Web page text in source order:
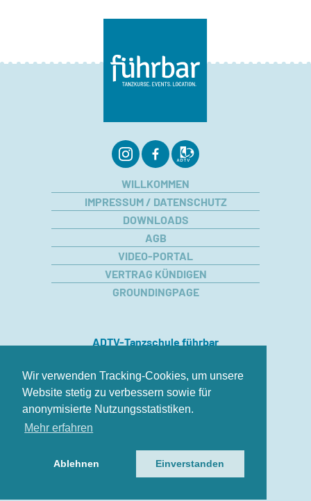
Wir verwenden Tracking-Cookies, um unsere
Website stetig zu verbessern sowie für
anonymisierte Nutzungsstatistiken.
Mehr erfahren
Ablehnen Einverstanden
überspringen
WILLKOMMEN
IMPRESSUM / DATENSCHUTZ
DOWNLOADS
AGB
VIDEO-PORTAL
VERTRAG KÜNDIGEN
GROUNDINGPAGE
ADTV-Tanzschule führbar
Am Alten Güterbahnhof 1
07743 Jena
Telefon:03641 / 47 999 60
E-Mail: